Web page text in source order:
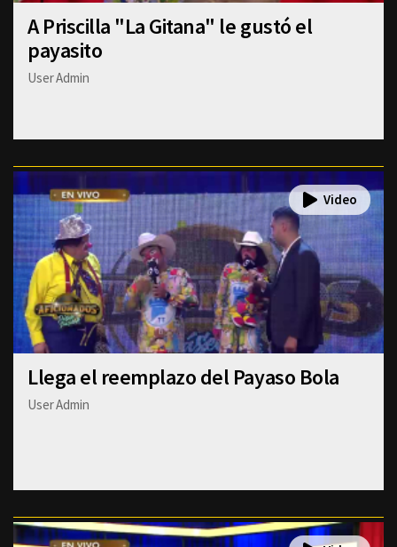
A Priscilla "La Gitana" le gustó el
payasito
User Admin
Llega el reemplazo del Payaso Bola
User Admin